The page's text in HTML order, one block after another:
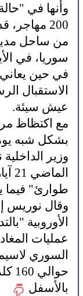
وأنها في
200
من ساحل
سوريا، في
في حين
الاستقبال
عيش سيئة.
مع اكتظاظ
بشكل شبه
وزير
طوارئ" فيما
وقال نوريس
الأوروبية
عمليات
السوري
بالأسفل